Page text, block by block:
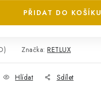
PŘIDAT DO KOŠÍKU
Značka: RETLUX
Hlídat Sdílet